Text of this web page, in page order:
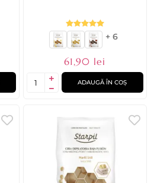
+ 6
61,90 lei
ADAUGĂ ÎN COȘ